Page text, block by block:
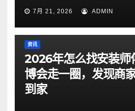
7月 21, 2026 ADMIN
资讯
2026年怎么找安装师
博会走一圈，发现商
到家